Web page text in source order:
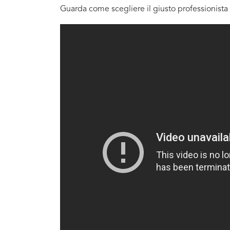
Guarda come scegliere il giusto professionista